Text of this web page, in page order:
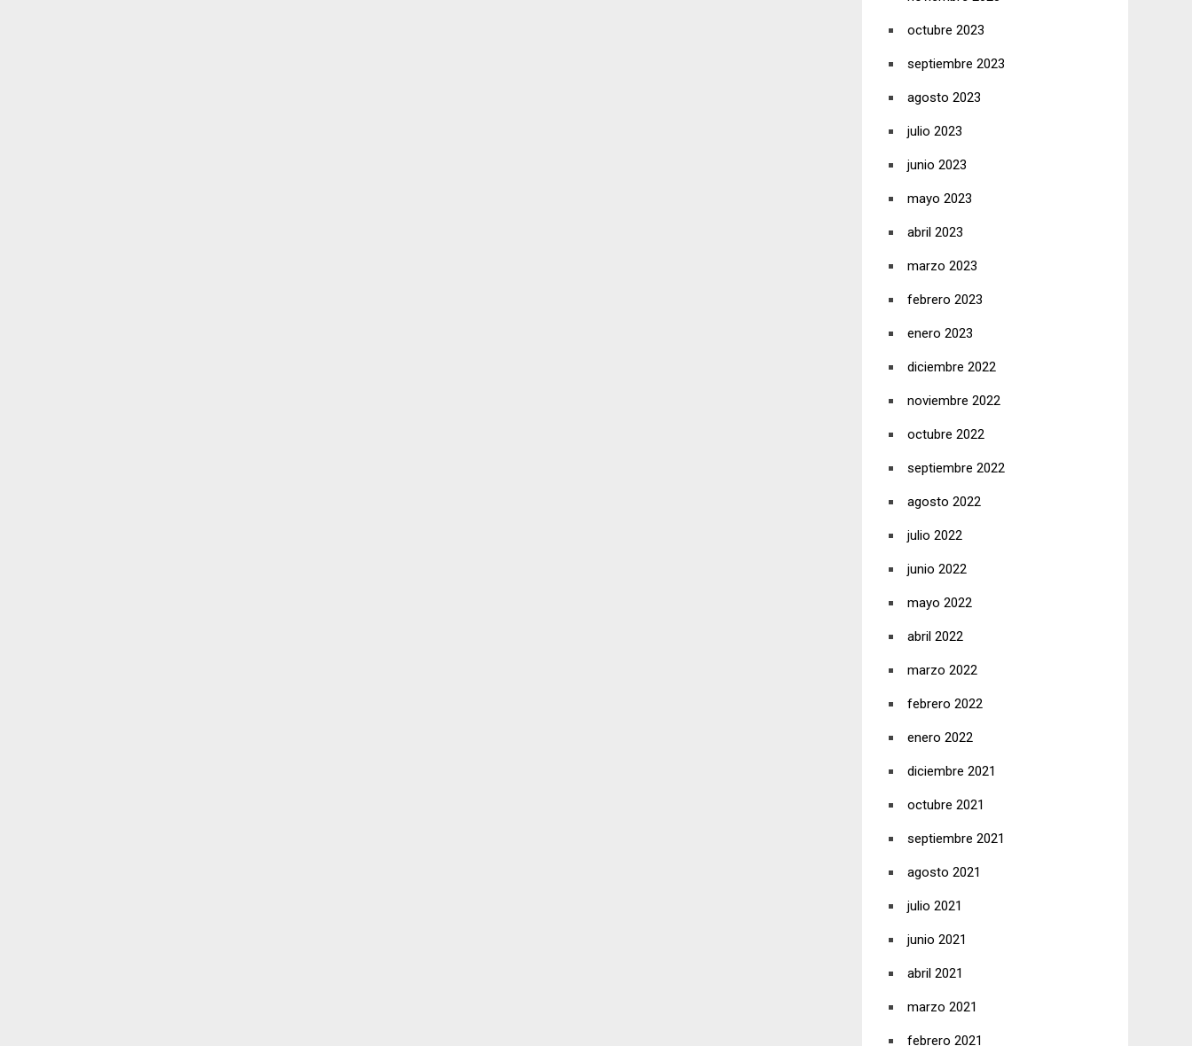
octubre 2023
septiembre 2023
agosto 2023
julio 2023
junio 2023
mayo 2023
abril 2023
marzo 2023
febrero 2023
enero 2023
diciembre 2022
noviembre 2022
octubre 2022
septiembre 2022
agosto 2022
julio 2022
junio 2022
mayo 2022
abril 2022
marzo 2022
febrero 2022
enero 2022
diciembre 2021
octubre 2021
septiembre 2021
agosto 2021
julio 2021
junio 2021
abril 2021
marzo 2021
febrero 2021